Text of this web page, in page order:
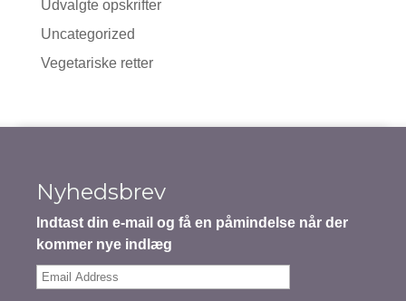
Udvalgte opskrifter
Uncategorized
Vegetariske retter
Nyhedsbrev
Indtast din e-mail og få en påmindelse når der
kommer nye indlæg
Email